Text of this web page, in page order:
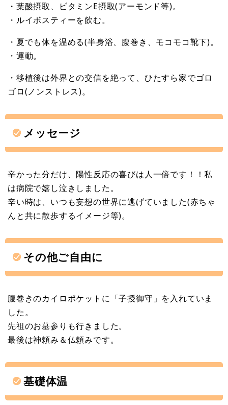
・葉酸摂取、ビタミンE摂取(アーモンド等)。
・ルイボスティーを飲む。
・夏でも体を温める(半身浴、腹巻き、モコモコ靴下)。
・運動。
・移植後は外界との交信を絶って、ひたすら家でゴロ
ゴロ(ノンストレス)。
メッセージ
辛かった分だけ、陽性反応の喜びは人一倍です！！私
は病院で嬉し泣きしました。
辛い時は、いつも妄想の世界に逃げていました(赤ちゃ
んと共に散歩するイメージ等)。
その他ご自由に
腹巻きのカイロポケットに「子授御守」を入れていま
した。
先祖のお墓参りも行きました。
最後は神頼み＆仏頼みです。
基礎体温